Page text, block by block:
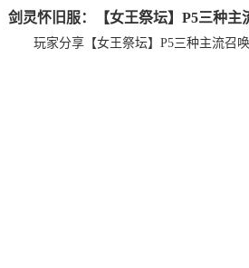
剑灵怀旧服：【女王祭坛】P5三种
玩家分享【女王祭坛】P5三种主流召唤